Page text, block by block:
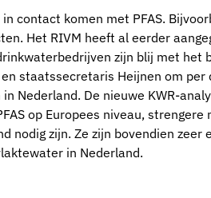
contact komen met PFAS.
Het RIVM heeft al eerder
zijn blij met het
staatssecretaris Heijnen om per
Nederland. De nieuwe KWR-
op Europees niveau, strengere
nodig zijn. Ze zijn bovendien zeer
in Nederland.